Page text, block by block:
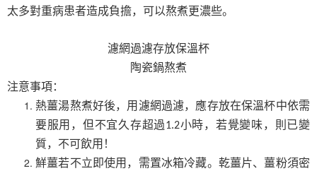
太多對重病患者造成負擔，可以熬煮更濃些。
濾網過濾存放保溫杯
陶瓷鍋熬煮
注意事項：
熱薑湯熬煮好後，用濾網過濾，應存放在保溫杯中依需
要服用，但不宜久存超過1.2小時，若覺變味，則已變
質，不可飲用！
鮮薑若不立即使用，需置冰箱冷藏。乾薑片、薑粉須密